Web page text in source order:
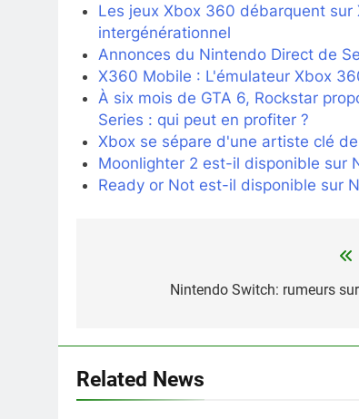
Les jeux Xbox 360 débarquent
intergénérationnel
Annonces du Nintendo Direct de
X360 Mobile : L'émulateur Xbox
À six mois de GTA 6, Rockstar
Series : qui peut en profiter ?
Xbox se sépare d'une artiste clé
Moonlighter 2 est-il disponible sur
Ready or Not est-il disponible sur
Nintendo Switch: rumeurs
Related News